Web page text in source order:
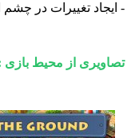
تغییرات در چشم انداز
از محیط بازی :